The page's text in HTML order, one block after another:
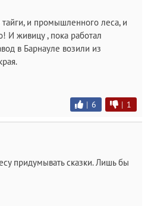
тайги, и промышленного леса, и
И живицу , пока работал
в Барнауле возили из
| 6 | 1
придумывать сказки. Лишь бы